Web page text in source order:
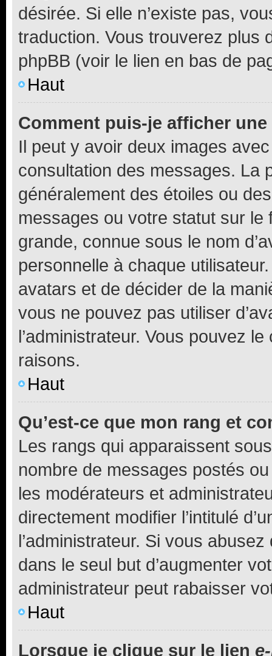
désirée. Si elle n’existe pas,
traduction. Vous trouverez plus
phpBB (voir le lien en bas de
Haut
Comment puis-je afficher
Il peut y avoir deux images
consultation des messages. La
généralement des étoiles ou
messages ou votre statut sur
grande, connue sous le nom
personnelle à chaque utilisateur.
avatars et de décider de la
vous ne pouvez pas utiliser
l’administrateur. Vous pouvez
raisons.
Haut
Qu’est-ce que mon rang et
Les rangs qui apparaissent
nombre de messages postés
les modérateurs et
directement modifier l’intitulé
l’administrateur. Si vous
dans le seul but d’augmenter
administrateur peut rabaisser
Haut
Lorsque je clique sur le lien